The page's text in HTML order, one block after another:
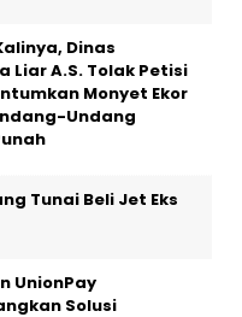
Dinas
Liar A.S. Tolak Petisi
Monyet Ekor
Undang
Tunai Beli Jet Eks
UnionPay
Solusi